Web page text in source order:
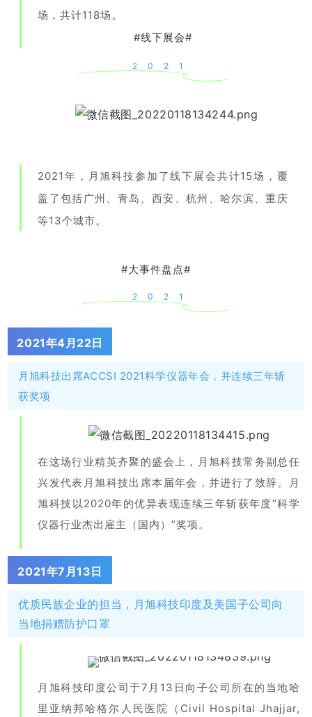
场，共计118场 。
#线下展会#
2021
2021年，月旭科技参加了线下展会共计15场 ，覆
盖了包括广州、青岛、西安、杭州、哈尔滨、重庆
等13个城市。
#大事件盘点#
2021
2021年4月22日
月旭科技出席ACCSI 2021科学仪器年会，并连续三年斩
获奖项
在这场行业精英齐聚的盛会上，月旭科技常务副总任
兴发代表月旭科技出席本届年会，并进行了致辞。月
旭科技以2020年的优异表现连续三年斩获年度“科学
仪器行业杰出雇主（国内）”奖项。
2021年7月13日
优质民族企业的担当，月旭科技印度及美国子公司向
当地捐赠防护口罩
月旭科技印度公司于7月13日向子公司所在的当地哈
里亚纳邦哈格尔人民医院（Civil Hospital Jhajjar,